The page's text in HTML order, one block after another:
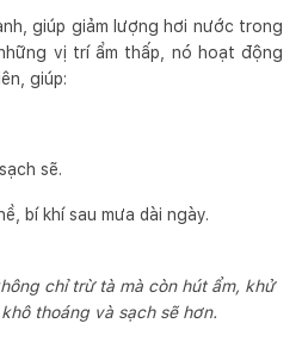
giúp giảm lượng hơi nước trong
vị trí ẩm thấp, nó hoạt động
giúp:
sẽ.
bí khí sau mưa dài ngày.
chỉ trừ tà mà còn hút ẩm, khử
thoáng và sạch sẽ hơn.